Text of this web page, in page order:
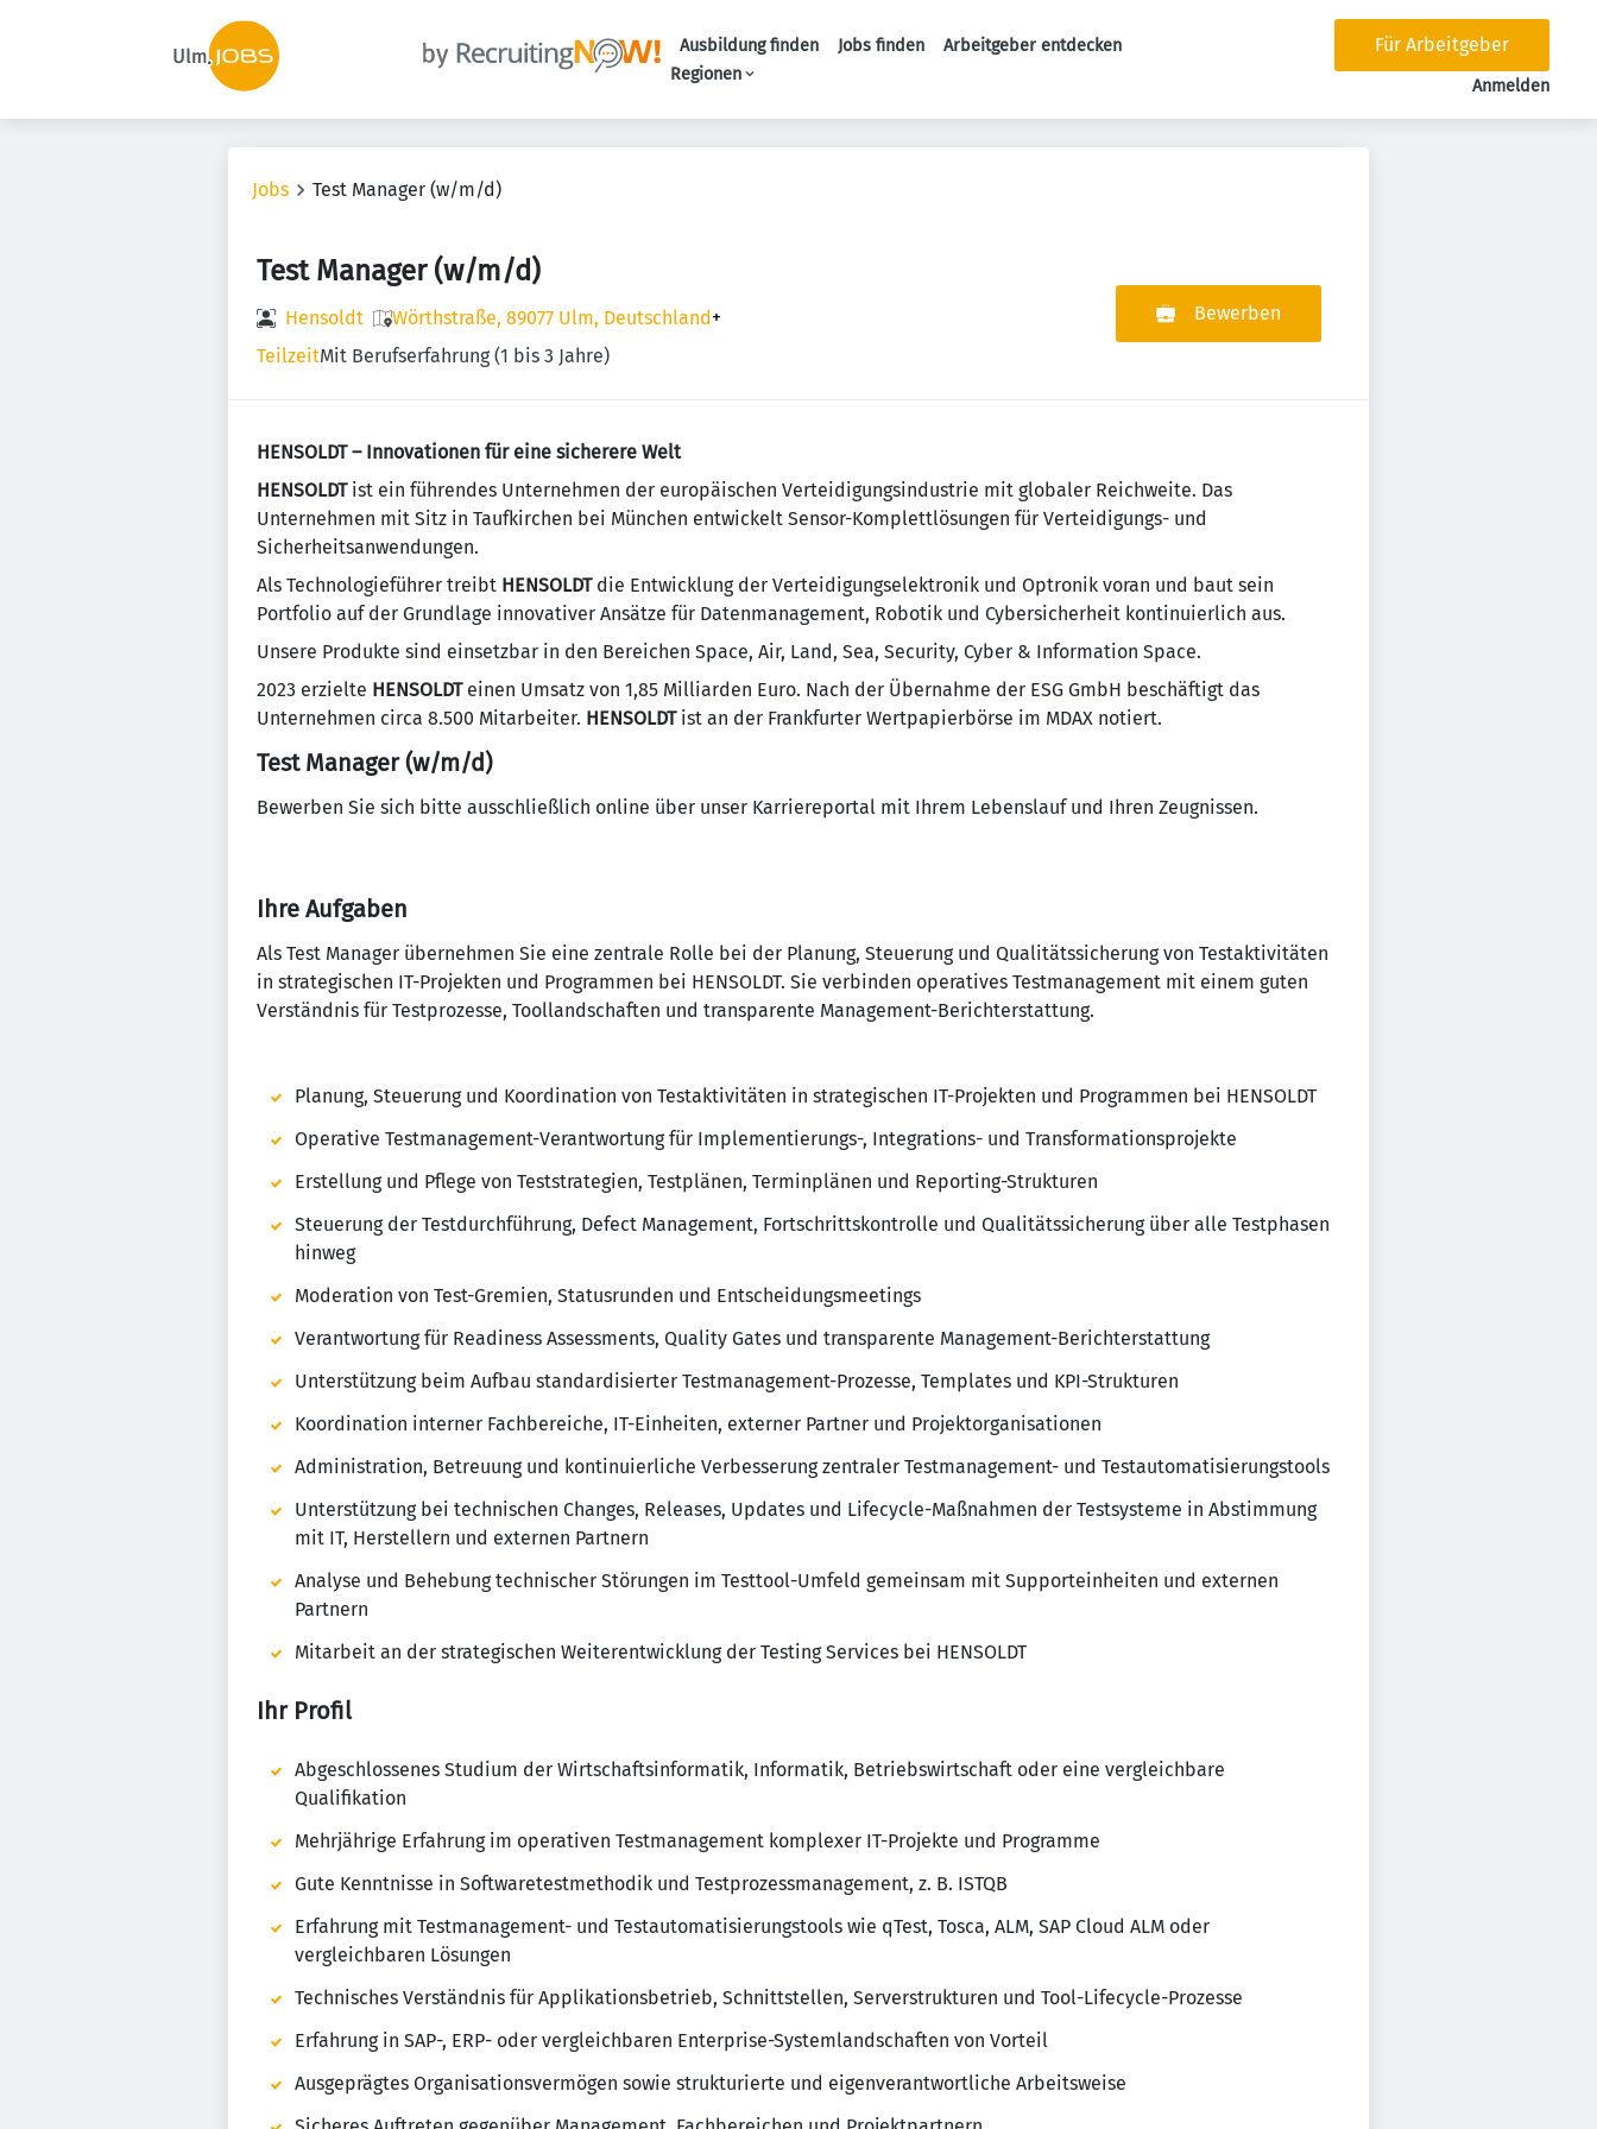
Ausbildung finden Jobs finden
Arbeitgeber entdecken
Regionen
Für Arbeitgeber
Anmelden
Jobs Test Manager (w/m/d)
Test Manager (w/m/d)
Hensoldt Wörthstraße, 89077 Ulm, Deutschland+
TeilzeitMit Berufserfahrung (1 bis 3 Jahre)
Bewerben
HENSOLDT – Innovationen für eine sicherere Welt
HENSOLDTist ein führendes Unternehmen der europäischen Verteidigungsindustrie mit globaler Reichweite. Das
Unternehmen mit Sitz in Taufkirchen bei München entwickelt Sensor-Komplettlösungen für Verteidigungs- und
Sicherheitsanwendungen.
Als Technologieführer treibt HENSOLDTdie Entwicklung der Verteidigungselektronik und Optronik voran und baut sein
Portfolio auf der Grundlage innovativer Ansätze für Datenmanagement, Robotik und Cybersicherheit kontinuierlich aus.
Unsere Produkte sind einsetzbar in den Bereichen Space, Air, Land, Sea, Security, Cyber & Information Space.
2023 erzielte HENSOLDTeinen Umsatz von 1,85 Milliarden Euro. Nach der Übernahme der ESG GmbH beschäftigt das
Unternehmen circa 8.500 Mitarbeiter. HENSOLDTist an der Frankfurter Wertpapierbörse im MDAX notiert.
Test Manager (w/m/d)
Bewerben Sie sich bitte ausschließlich online über unser Karriereportal mit Ihrem Lebenslauf und Ihren Zeugnissen.
Ihre Aufgaben
Als Test Manager übernehmen Sie eine zentrale Rolle bei der Planung, Steuerung und Qualitätssicherung von Testaktivitäten
in strategischen IT-Projekten und Programmen bei HENSOLDT. Sie verbinden operatives Testmanagement mit einem guten
Verständnis für Testprozesse, Toollandschaften und transparente Management-Berichterstattung.
Planung, Steuerung und Koordination von Testaktivitäten in strategischen IT-Projekten und Programmen bei HENSOLDT
Operative Testmanagement-Verantwortung für Implementierungs-, Integrations- und Transformationsprojekte
Erstellung und Pflege von Teststrategien, Testplänen, Terminplänen und Reporting-Strukturen
Steuerung der Testdurchführung, Defect Management, Fortschrittskontrolle und Qualitätssicherung über alle Testphasen
hinweg
Moderation von Test-Gremien, Statusrunden und Entscheidungsmeetings
Verantwortung für Readiness Assessments, Quality Gates und transparente Management-Berichterstattung
Unterstützung beim Aufbau standardisierter Testmanagement-Prozesse, Templates und KPI-Strukturen
Koordination interner Fachbereiche, IT-Einheiten, externer Partner und Projektorganisationen
Administration, Betreuung und kontinuierliche Verbesserung zentraler Testmanagement- und Testautomatisierungstools
Unterstützung bei technischen Changes, Releases, Updates und Lifecycle-Maßnahmen der Testsysteme in Abstimmung
mit IT, Herstellern und externen Partnern
Analyse und Behebung technischer Störungen im Testtool-Umfeld gemeinsam mit Supporteinheiten und externen
Partnern
Mitarbeit an der strategischen Weiterentwicklung der Testing Services bei HENSOLDT
Ihr Profil
Abgeschlossenes Studium der Wirtschaftsinformatik, Informatik, Betriebswirtschaft oder eine vergleichbare
Qualifikation
Mehrjährige Erfahrung im operativen Testmanagement komplexer IT-Projekte und Programme
Gute Kenntnisse in Softwaretestmethodik und Testprozessmanagement, z. B. ISTQB
Erfahrung mit Testmanagement- und Testautomatisierungstools wie qTest, Tosca, ALM, SAP Cloud ALM oder
vergleichbaren Lösungen
Technisches Verständnis für Applikationsbetrieb, Schnittstellen, Serverstrukturen und Tool-Lifecycle-Prozesse
Erfahrung in SAP-, ERP- oder vergleichbaren Enterprise-Systemlandschaften von Vorteil
Ausgeprägtes Organisationsvermögen sowie strukturierte und eigenverantwortliche Arbeitsweise